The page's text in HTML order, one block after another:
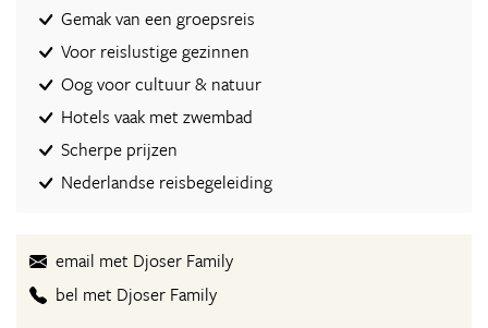
Gemak van een groepsreis
Voor reislustige gezinnen
Oog voor cultuur & natuur
Hotels vaak met zwembad
Scherpe prijzen
Nederlandse reisbegeleiding
email met Djoser Family
bel met Djoser Family